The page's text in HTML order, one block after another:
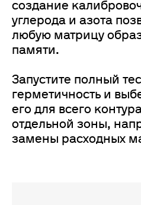
создание
углерода и азота
любую матрицу
памяти.
Запустите полный
герметичность и
его для всего
отдельной зоны,
замены расходных